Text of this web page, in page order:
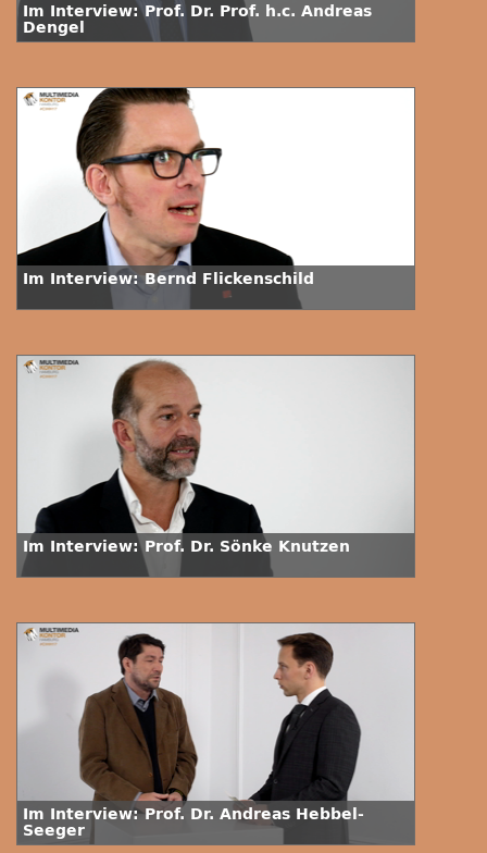
Im Interview: Prof. Dr. Prof. h.c. Andreas
Dengel
Im Interview: Bernd Flickenschild
Im Interview: Prof. Dr. Sönke Knutzen
Im Interview: Prof. Dr. Andreas Hebbel-
Seeger